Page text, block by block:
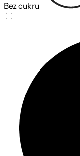
Bez cukru